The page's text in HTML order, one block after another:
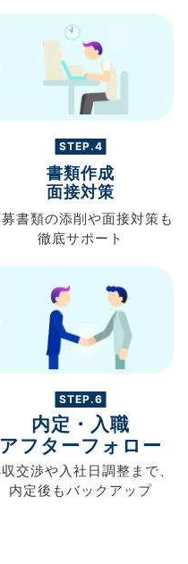
STEP.4
書類作成
面接対策
書類の添削や面接対策も
徹底サポート
STEP.6
内定・入職
アフターフォロー
交渉や入社日調整まで、
内定後もバックアップ